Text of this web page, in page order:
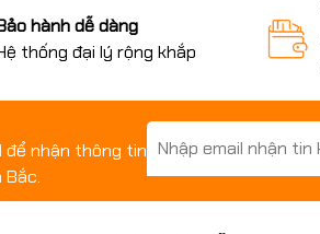
hành dễ dàng
thống đại lý rộng khắp
để nhận thông tin
Bắc.